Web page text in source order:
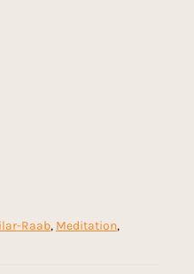
Raab, Meditation,